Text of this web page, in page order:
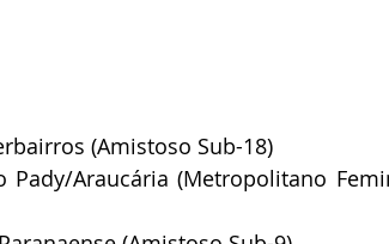
(Amistoso Sub-18)
Pady/Araucária (Metropolitano